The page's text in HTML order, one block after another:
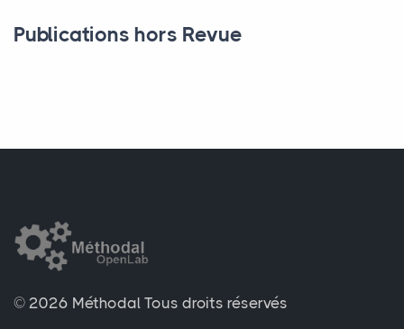
Publications hors Revue
© 2026 Méthodal Tous droits réservés